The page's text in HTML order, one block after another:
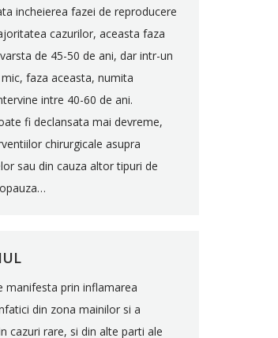
incheierea fazei de reproducere
cazurilor, aceasta faza
de 45-50 de ani, dar intr-un
faza aceasta, numita
intre 40-60 de ani.
fi declansata mai devreme,
chirurgicale asupra
sau din cauza altor tipuri de
manifesta prin inflamarea
din zona mainilor si a
cazuri rare, si din alte parti ale